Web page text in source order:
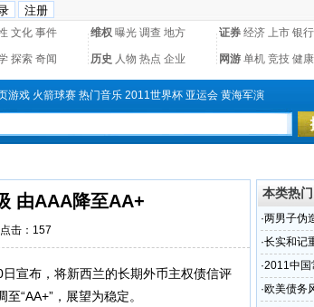
文化 事件 维权 曝光 调查 地方 证券 经济 上市 银行
探索 奇闻 历史 人物 热点 企业 网游 单机 竞技 健康
游戏 火箭球赛 热门音乐 2011世界杯 亚运会 黄海军演
由AAA降至AA+
击： 157
宣布，将新西兰的长期外币主权债信评
“AA+”，展望为稳定。
本类热门
·两男子伪
3年
·长实和记
·2011中国
·欧美债务